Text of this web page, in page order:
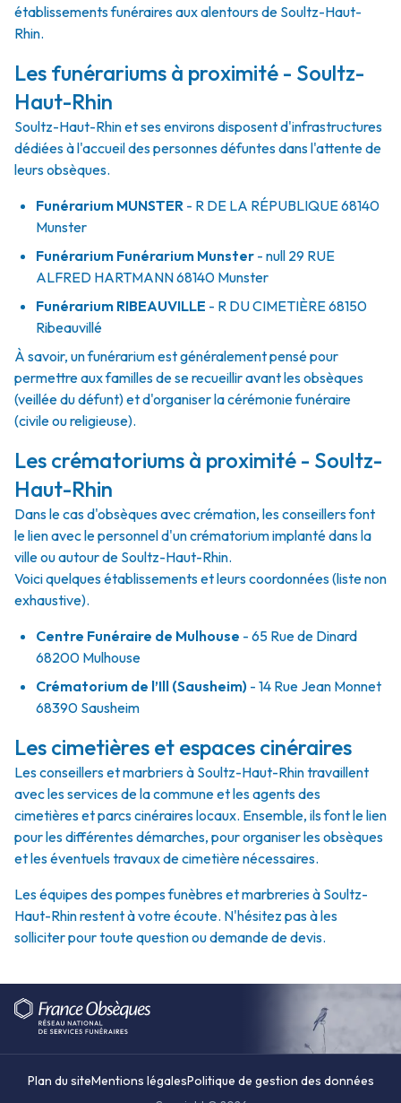
établissements funéraires aux alentours de Soultz-Haut-
Rhin.
Les funérariums à proximité - Soultz-
Haut-Rhin
Soultz-Haut-Rhin et ses environs disposent d'infrastructures
dédiées à l'accueil des personnes défuntes dans l'attente de
leurs obsèques.
Funérarium MUNSTER - R DE LA RÉPUBLIQUE68140
Munster
Funérarium Funérarium Munster - null 29 RUE
ALFRED HARTMANN68140 Munster
Funérarium RIBEAUVILLE - R DU CIMETIÈRE68150
Ribeauvillé
À savoir, un funérarium est généralement pensé pour
permettre aux familles de se recueillir avant les obsèques
(veillée du défunt) et d'organiser la cérémonie funéraire
(civile ou religieuse).
Les crématoriums à proximité - Soultz-
Haut-Rhin
Dans le cas d'obsèques avec crémation, les conseillers font
le lien avec le personnel d'un crématorium implanté dans la
ville ou autour de Soultz-Haut-Rhin.
Voici quelques établissements et leurs coordonnées (liste non
exhaustive).
Centre Funéraire de Mulhouse - 65 Rue de Dinard
68200 Mulhouse
Crématorium de l’Ill (Sausheim) - 14 Rue Jean Monnet
68390 Sausheim
Les cimetières et espaces cinéraires
Les conseillers et marbriers à Soultz-Haut-Rhin travaillent
avec les services de la commune et les agents des
cimetières et parcs cinéraires locaux. Ensemble, ils font le lien
pour les différentes démarches, pour organiser les obsèques
et les éventuels travaux de cimetière nécessaires.
Les équipes des pompes funèbres et marbreries à Soultz-
Haut-Rhin restent à votre écoute. N'hésitez pas à les
solliciter pour toute question ou demande de devis.
Plan du siteMentions légalesPolitique de gestion des données